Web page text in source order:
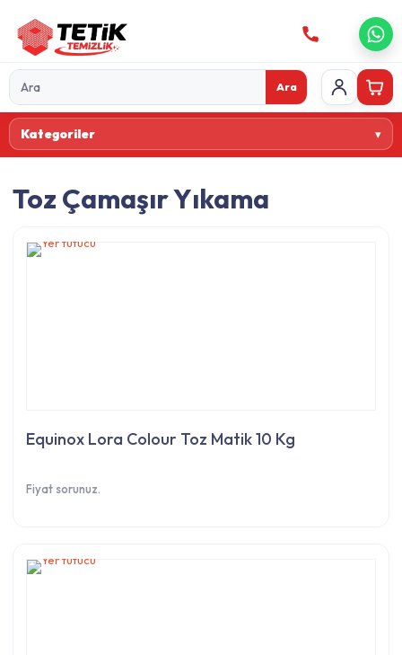
Ürün
ara
Ara
Kategoriler
Toz Çamaşır Yıkama
Equinox Lora Colour Toz Matik 10 Kg
Fiyat sorunuz.